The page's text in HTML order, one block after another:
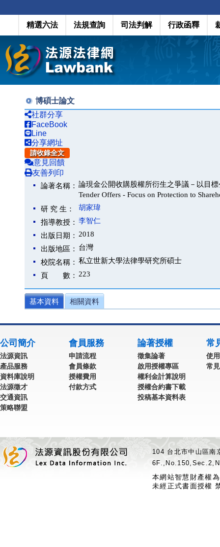
精選六法 法規查詢 司法判解 行政函釋
博碩士論文
社群分享
FaceBook
Line
分享網址
請收錄全文
意見回饋
友善列印
論著名稱： 論現金公開收購股權所衍生之爭議－以目
Tender Offers - Focus on Protection to
研 究 生：
胡家瑋
指導教授： 李智仁
出版日期： 2018
出版地區： 台灣
校院名稱： 私立世新大學法律學研究所碩士
頁 數： 223
基本資料 相關資料
公司簡介
法源資訊
產品服務
資料庫說明
法源徵才
交通資訊
策略聯盟
會員服務
申請流程
會員條款
授權費用
付款方式
論著授權
徵集論著
啟用授權專區
權利金計算說明
授權合約書下載
投稿基本資料表
常
使
常
104 台北市中山區
本網站智慧財產權
未經正式書面授權